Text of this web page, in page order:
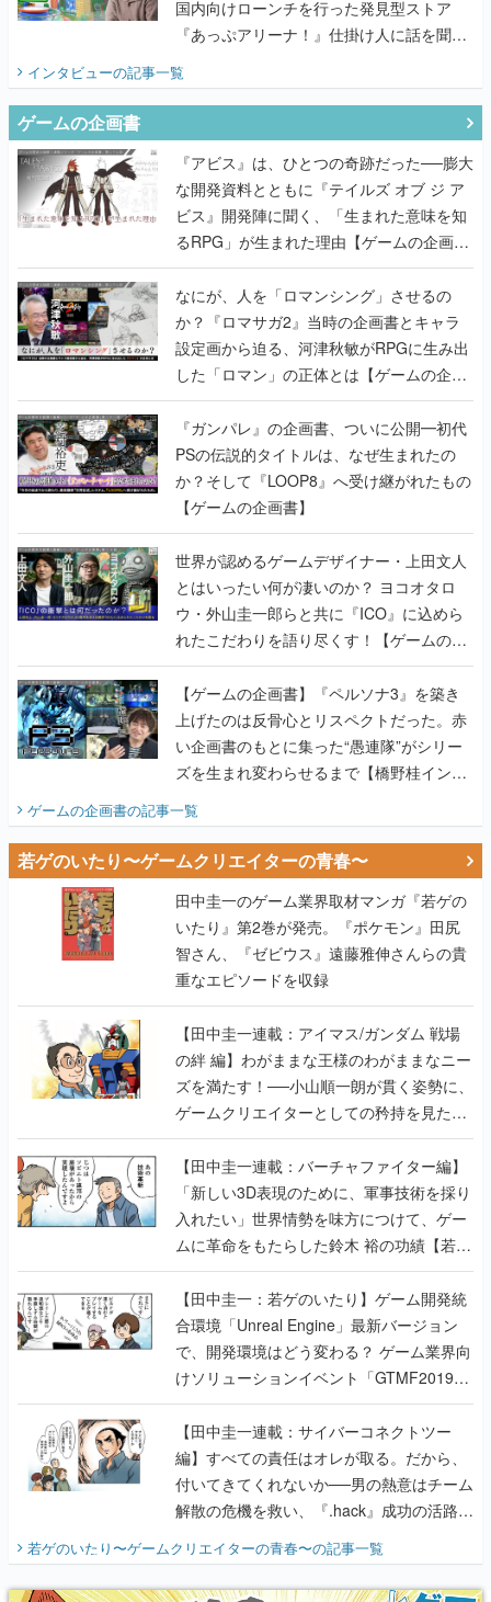
国内向けローンチを行った発見型ストア
『あっぷアリーナ！』仕掛け人に話を聞い
てみた
インタビューの記事一覧
ゲームの企画書
『アビス』は、ひとつの奇跡だった──膨大
な開発資料とともに『テイルズ オブ ジ ア
ビス』開発陣に聞く、「生まれた意味を知
るRPG」が生まれた理由【ゲームの企画
書】
なにが、人を「ロマンシング」させるの
か？『ロマサガ2』当時の企画書とキャラ
設定画から迫る、河津秋敏がRPGに生み出
した「ロマン」の正体とは【ゲームの企画
書】
『ガンパレ』の企画書、ついに公開━初代
PSの伝説的タイトルは、なぜ生まれたの
か？そして『LOOP8』へ受け継がれたもの
【ゲームの企画書】
世界が認めるゲームデザイナー・上田文人
とはいったい何が凄いのか？ ヨコオタロ
ウ・外山圭一郎らと共に『ICO』に込めら
れたこだわりを語り尽くす！【ゲームの企
画書】
【ゲームの企画書】『ペルソナ3』を築き
上げたのは反骨心とリスペクトだった。赤
い企画書のもとに集った“愚連隊”がシリー
ズを生まれ変わらせるまで【橋野桂インタ
ビュー】
ゲームの企画書の記事一覧
若ゲのいたり〜ゲームクリエイターの青春〜
田中圭一のゲーム業界取材マンガ『若ゲの
いたり』第2巻が発売。『ポケモン』田尻
智さん、『ゼビウス』遠藤雅伸さんらの貴
重なエピソードを収録
【田中圭一連載：アイマス/ガンダム 戦場
の絆 編】わがままな王様のわがままなニー
ズを満たす！──小山順一朗が貫く姿勢に、
ゲームクリエイターとしての矜持を見た
【若ゲのいたり最終回】
【田中圭一連載：バーチャファイター編】
「新しい3D表現のために、軍事技術を採り
入れたい」世界情勢を味方につけて、ゲー
ムに革命をもたらした鈴木 裕の功績【若ゲ
のいたり】
【田中圭一：若ゲのいたり】ゲーム開発統
合環境「Unreal Engine」最新バージョン
で、開発環境はどう変わる？ ゲーム業界向
けソリューションイベント「GTMF2019」
に行って、より理解を深めよう【PR】
【田中圭一連載：サイバーコネクトツー
編】すべての責任はオレが取る。だから、
付いてきてくれないか──男の熱意はチーム
解散の危機を救い、『.hack』成功の活路を
開く。業界の快男児・松山 洋に流れる血は
『少年ジャンプ』色だった【若ゲのいた
り】
若ゲのいたり〜ゲームクリエイターの青春〜の記事一覧